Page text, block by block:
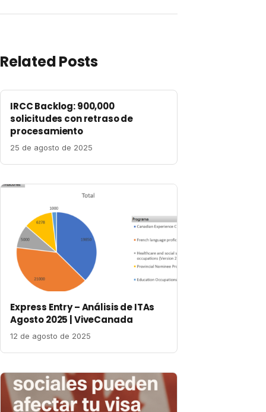
Related Posts
IRCC Backlog: 900,000
solicitudes con retraso de
procesamiento
25 de agosto de 2025
Express Entry – Análisis de ITAs
Agosto 2025 | ViveCanada
12 de agosto de 2025